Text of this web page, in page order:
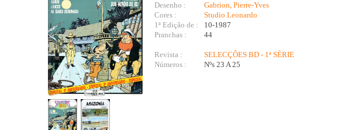
Desenho :
Gabrion, Pierre-Yves
Cores :
Studio Leonardo
1ª Edição de :
10-1987
Pranchas :
44
Revista :
SELECÇÕES BD - 1ª SÉRIE
Números :
Nºs 23 A 25